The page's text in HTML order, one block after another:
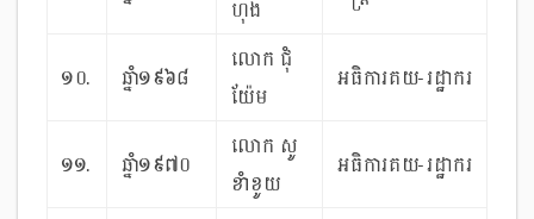
ហុង
១០. ឆ្នាំ១៩៦៨
លោក ជុំ
យ៉ែម
អធិការគយ-រដ្ឋាករ
១១. ឆ្នាំ១៩៧០
លោក សូ
ខាំខូយ
អធិការគយ-រដ្ឋាករ